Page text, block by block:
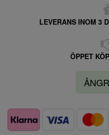
LEVERANS INOM 3
ÖPPET